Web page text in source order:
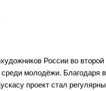
России во
молодёжи. Благодаря
проект стал